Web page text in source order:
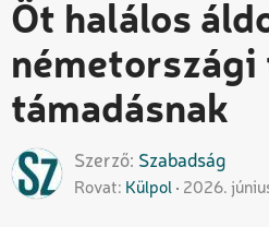
Öt halálos
támadásnak
Szerző Szabadság
Rovat Külpol 2026.